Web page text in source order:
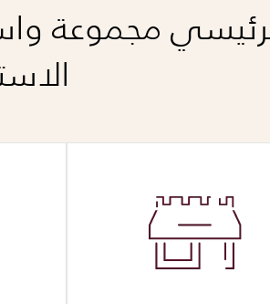
مجموعة